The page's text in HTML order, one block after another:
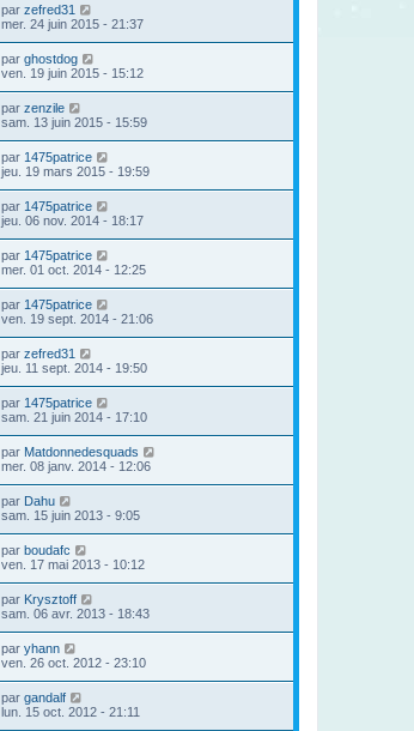
par zefred31
mer. 24 juin 2015 - 21:37
par ghostdog
ven. 19 juin 2015 - 15:12
par zenzile
sam. 13 juin 2015 - 15:59
par 1475patrice
jeu. 19 mars 2015 - 19:59
par 1475patrice
jeu. 06 nov. 2014 - 18:17
par 1475patrice
mer. 01 oct. 2014 - 12:25
par 1475patrice
ven. 19 sept. 2014 - 21:06
par zefred31
jeu. 11 sept. 2014 - 19:50
par 1475patrice
sam. 21 juin 2014 - 17:10
par Matdonnedesquads
mer. 08 janv. 2014 - 12:06
par Dahu
sam. 15 juin 2013 - 9:05
par boudafc
ven. 17 mai 2013 - 10:12
par Krysztoff
sam. 06 avr. 2013 - 18:43
par yhann
ven. 26 oct. 2012 - 23:10
par gandalf
lun. 15 oct. 2012 - 21:11